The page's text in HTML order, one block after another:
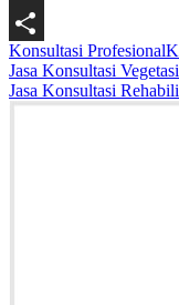
Email
Share
Konsultasi Profesional
Navigasi
pos
Jasa Konsultasi
Jasa Konsultasi